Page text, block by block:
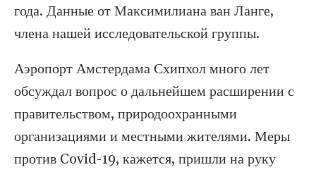
года. Данные от Максимилиана ван Ланге,
члена нашей исследовательской группы.
Аэропорт Амстердама Схипхол много лет
обсуждал вопрос о дальнейшем расширении с
правительством, природоохранными
организациями и местными жителями. Меры
против Covid-19, кажется, пришли на руку